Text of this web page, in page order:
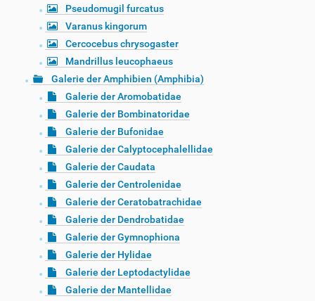
Pseudomugil furcatus
Varanus kingorum
Cercocebus chrysogaster
Mandrillus leucophaeus
Galerie der Amphibien (Amphibia)
Galerie der Aromobatidae
Galerie der Bombinatoridae
Galerie der Bufonidae
Galerie der Calyptocephalellidae
Galerie der Caudata
Galerie der Centrolenidae
Galerie der Ceratobatrachidae
Galerie der Dendrobatidae
Galerie der Gymnophiona
Galerie der Hylidae
Galerie der Leptodactylidae
Galerie der Mantellidae